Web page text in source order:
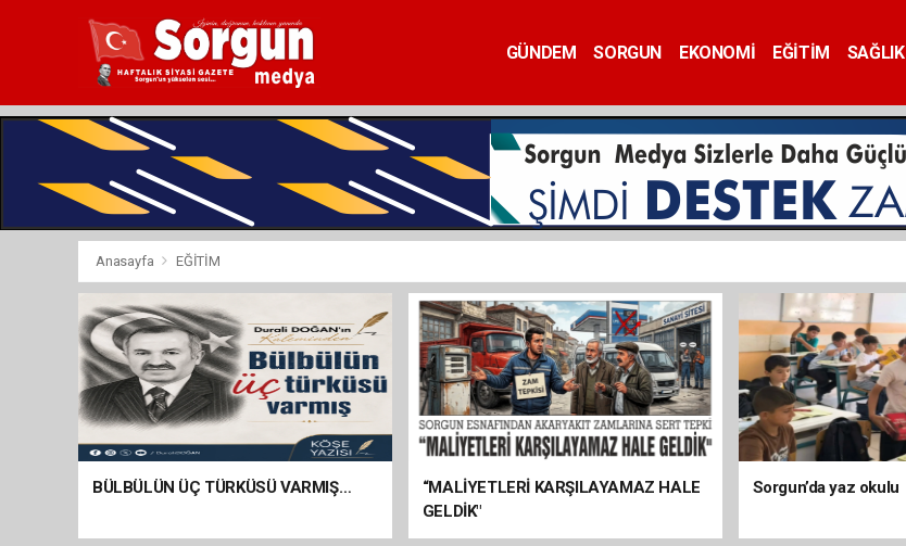
GÜNDEM SORGUN EKONOMİ EĞİTİM SAĞLIK
Anasayfa EĞİTİM
BÜLBÜLÜN ÜÇ TÜRKÜSÜ VARMIŞ…
“MALİYETLERİ KARŞILAYAMAZ HALE
GELDİK"
Sorgun’da yaz okulu